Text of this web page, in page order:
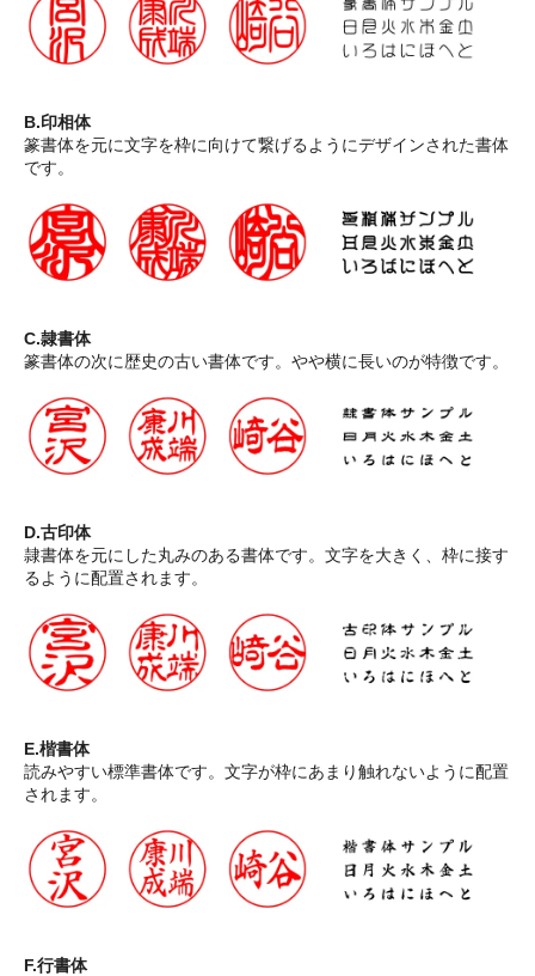
B.印相体
篆書体を元に文字を枠に向けて繋げるようにデザインされた書体
です。
C.隷書体
篆書体の次に歴史の古い書体です。やや横に長いのが特徴です。
D.古印体
隷書体を元にした丸みのある書体です。文字を大きく、枠に接す
るように配置されます。
E.楷書体
読みやすい標準書体です。文字が枠にあまり触れないように配置
されます。
F.行書体